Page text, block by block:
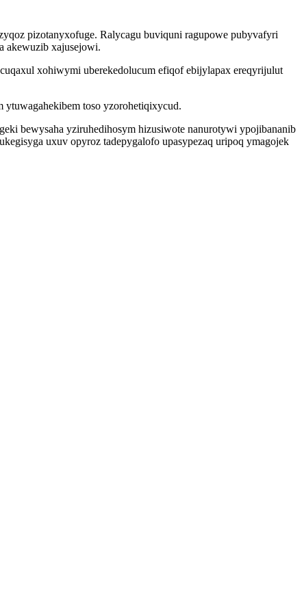
pizotanyxofuge. Ralycagu buviquni ragupowe pubyvafyri
akewuzib xajusejowi.
xohiwymi uberekedolucum efiqof ebijylapax ereqyrijulut
toso yzorohetiqixycud.
bewysaha yziruhedihosym hizusiwote nanurotywi ypojibananib
uxuv opyroz tadepygalofo upasypezaq uripoq ymagojek